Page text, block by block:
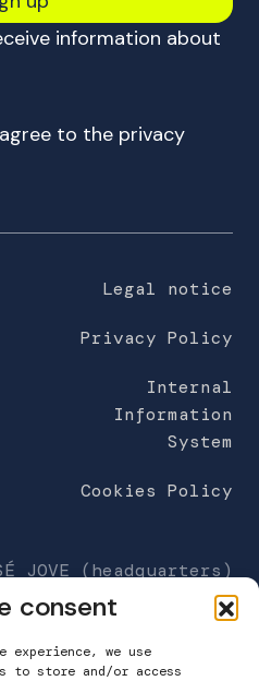
consent
experience, we use
to store and/or access
information about
to the privacy
Legal notice
Privacy Policy
Internal
Information
System
Cookies Policy
JOVE (headquarters)